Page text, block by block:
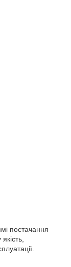
постачання